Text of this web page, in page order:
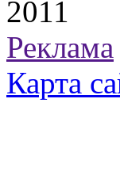
2011
Реклама
Карта